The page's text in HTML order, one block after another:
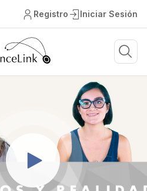
Registro Iniciar Sesión